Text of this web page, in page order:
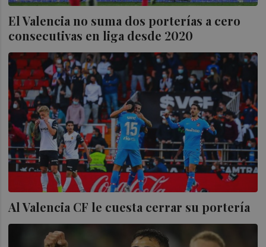
El Valencia no suma dos porterías a cero
consecutivas en liga desde 2020
Al Valencia CF le cuesta cerrar su portería